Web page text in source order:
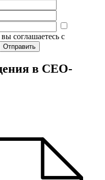
соглашаетесь с
в СЕО-